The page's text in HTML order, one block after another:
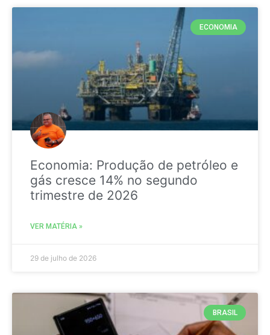
ECONOMIA
Economia: Produção de petróleo e
gás cresce 14% no segundo
trimestre de 2026
VER MATÉRIA »
29 de julho de 2026
BRASIL